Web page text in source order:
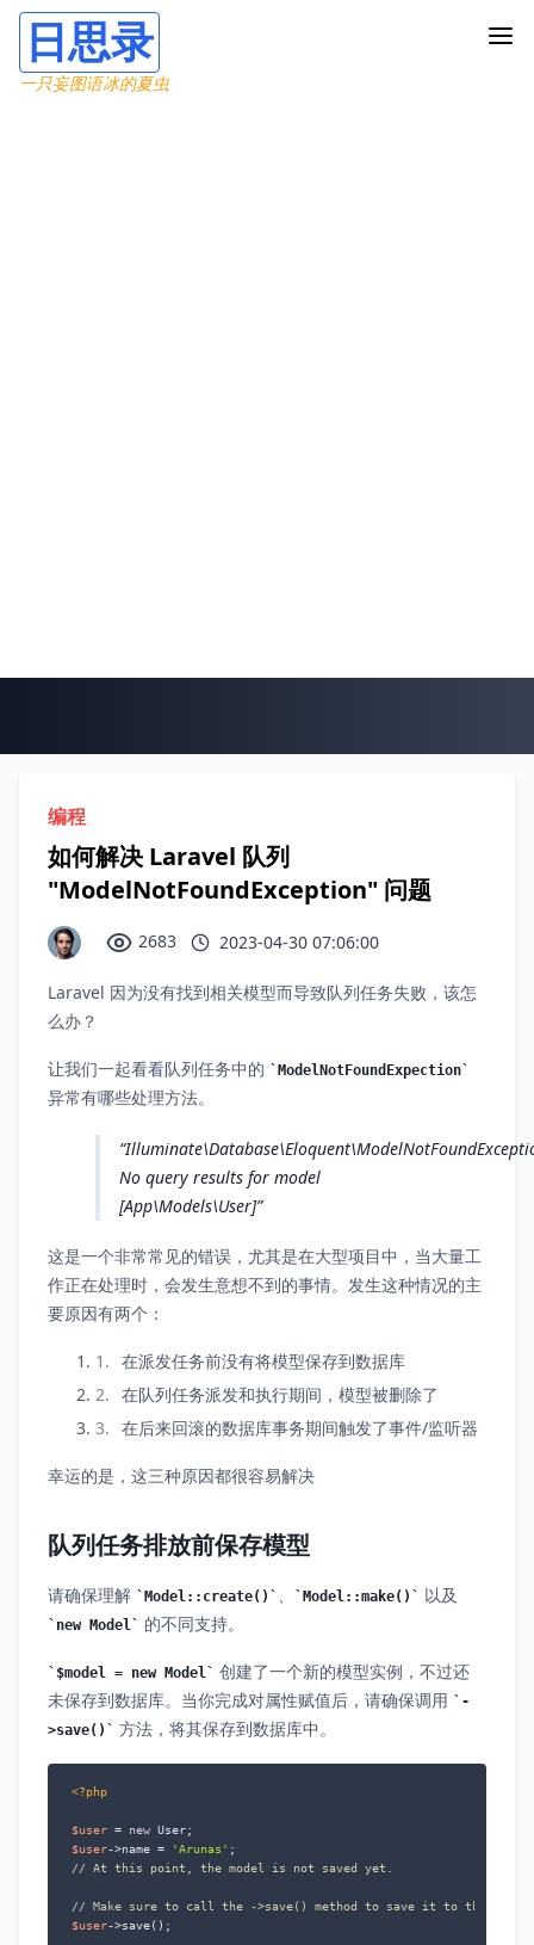
日思录
一只妄图语冰的夏虫
编程
如何解决 Laravel 队列
"ModelNotFoundException" 问题
2683 2023-04-30 07:06:00
Laravel 因为没有找到相关模型而导致队列任务失败，该怎
么办？
让我们一起看看队列任务中的 ModelNotFoundExpection
异常有哪些处理方法。
No query results for model
[App\Models\User]
这是一个非常常见的错误，尤其是在大型项目中，当大量工
作正在处理时，会发生意想不到的事情。发生这种情况的主
要原因有两个：
在派发任务前没有将模型保存到数据库
在队列任务派发和执行期间，模型被删除了
在后来回滚的数据库事务期间触发了事件/监听器
幸运的是，这三种原因都很容易解决
队列任务排放前保存模型
请确保理解 Model::create() 、 Model::make() 以及
new Model 的不同支持。
$model = new Model
创建了一个新的模型实例，不过还
未保存到数据库。当你完成对属性赋值后，请确保调用
-
>save()
方法，将其保存到数据库中。
<?php
$user = new
$user->name = 'Arunas'
// At this point, the model is not saved yet.
// Make sure to call the ->save() method to save it to the
$user->save();